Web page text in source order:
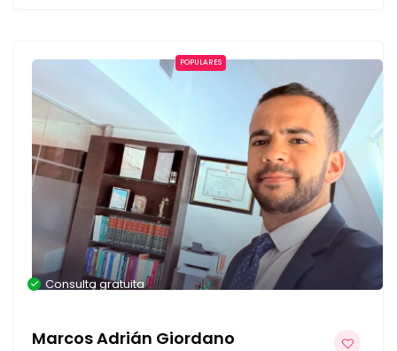
POPULARES
Consulta gratuita
Marcos Adrián Giordano